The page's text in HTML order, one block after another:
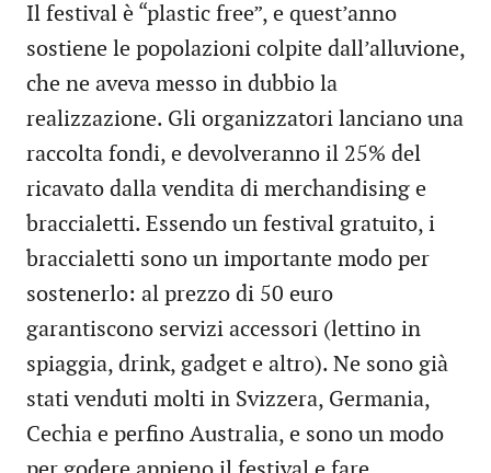
Il festival è “plastic free”, e quest’anno
sostiene le popolazioni colpite dall’alluvione,
che ne aveva messo in dubbio la
realizzazione. Gli organizzatori lanciano una
raccolta fondi, e devolveranno il 25% del
ricavato dalla vendita di merchandising e
braccialetti. Essendo un festival gratuito, i
braccialetti sono un importante modo per
sostenerlo: al prezzo di 50 euro
garantiscono servizi accessori (lettino in
spiaggia, drink, gadget e altro). Ne sono già
stati venduti molti in Svizzera, Germania,
Cechia e perfino Australia, e sono un modo